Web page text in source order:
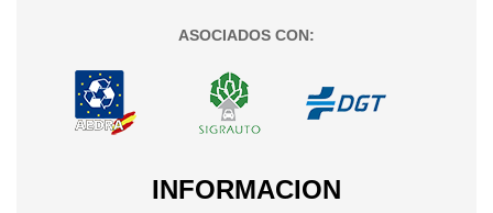
ASOCIADOS CON:
INFORMACION